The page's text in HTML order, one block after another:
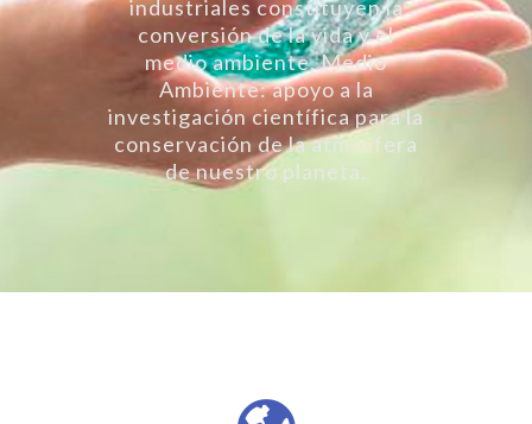
industriales constituyen la
conversión de la vida y el
medio ambiente. Medio
Ambiente: apoyo a la
investigación científica para la
conservación de la atmósfera
de nuestro planeta.